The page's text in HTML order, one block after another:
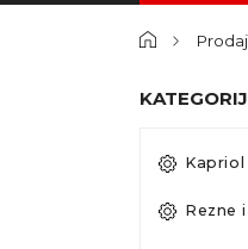
Kapriol
Rezne